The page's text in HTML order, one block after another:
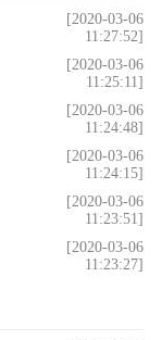
[2020-03-06
11:27:52]
[2020-03-06
11:25:11]
[2020-03-06
11:24:48]
[2020-03-06
11:24:15]
[2020-03-06
11:23:51]
[2020-03-06
11:23:27]